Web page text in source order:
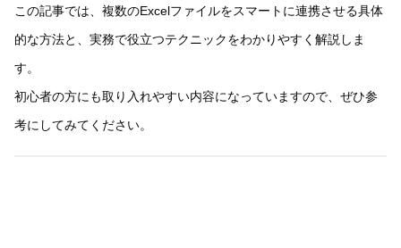
この記事では、複数のExcelファイルをスマートに連携させる具体
的な方法と、実務で役立つテクニックをわかりやすく解説しま
す。
初心者の方にも取り入れやすい内容になっていますので、ぜひ参
考にしてみてください。